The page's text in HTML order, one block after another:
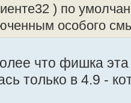
) по
особого
что фишка
только в 4.9 -